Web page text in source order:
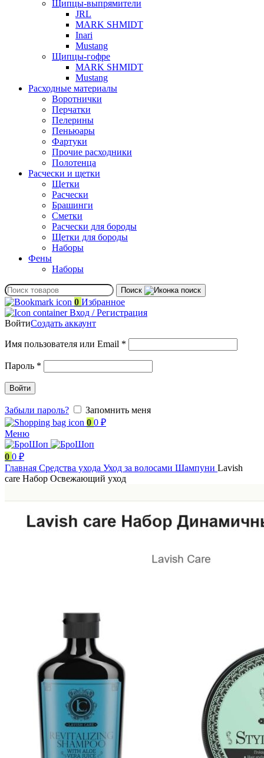
Щипцы-выпрямители
JRL
MARK SHMIDT
Inari
Mustang
Щипцы-гофре
MARK SHMIDT
Mustang
Расходные материалы
Воротнички
Перчатки
Пелерины
Пеньюары
Фартуки
Прочие расходники
Полотенца
Расчески и щетки
Щетки
Расчески
Брашинги
Сметки
Расчески для бороды
Щетки для бороды
Наборы
Фены
Наборы
Поиск
0 Избранное
Вход / Регистрация
ВойтиСоздать аккаунт
Имя пользователя или Email *
Пароль *
Войти
Забыли пароль?
Запомнить меня
0 0 ₽
Меню
0 0 ₽
Главная Средства ухода Уход за волосами Шампуни Lavish
care Набор Освежающий уход